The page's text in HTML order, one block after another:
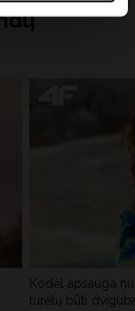
politikoje ir
Kodėl apsauga
turėtų būti